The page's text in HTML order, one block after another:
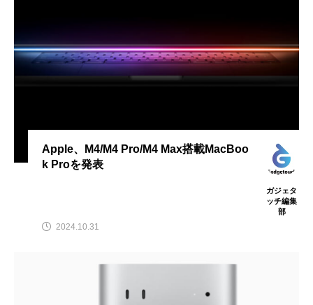
Apple、M4/M4 Pro/M4 Max搭載MacBoo
k Proを発表
ガジェタ
ッチ編集
部
2024.10.31